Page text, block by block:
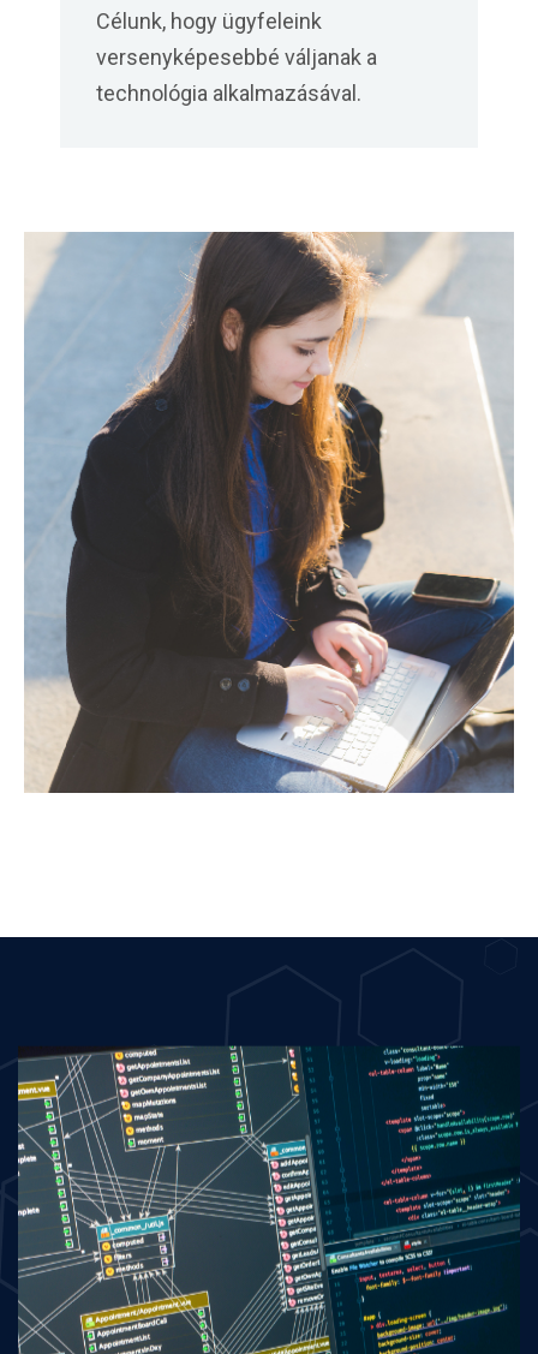
Célunk, hogy ügyfeleink
versenyképesebbé váljanak a
technológia alkalmazásával.